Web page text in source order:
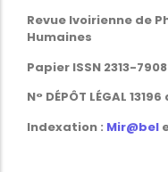
Revue Ivoirienne de
Humaines
Papier ISSN 2313-
N° DÉPÔT LÉGAL
Indexation : Mir@bel